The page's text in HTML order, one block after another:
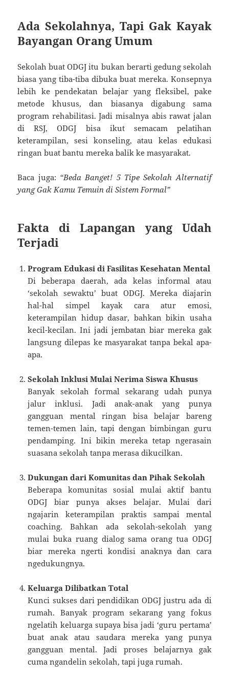
Ada Sekolahnya, Tapi Gak Kayak
Bayangan Orang Umum
Sekolah buat ODGJ itu bukan berarti gedung sekolah
biasa yang tiba-tiba dibuka buat mereka. Konsepnya
lebih ke pendekatan belajar yang fleksibel, pake
metode khusus, dan biasanya digabung sama
program rehabilitasi. Jadi misalnya abis rawat jalan
di RSJ, ODGJ bisa ikut semacam pelatihan
keterampilan, sesi konseling, atau kelas edukasi
ringan buat bantu mereka balik ke masyarakat.
Baca juga: “Beda Banget! 5 Tipe Sekolah Alternatif
yang Gak Kamu Temuin di Sistem Formal”
Fakta di Lapangan yang Udah
Terjadi
Program Edukasi di Fasilitas Kesehatan Mental
Di beberapa daerah, ada kelas informal atau
‘sekolah sewaktu’ buat ODGJ. Mereka diajarin
hal-hal simpel kayak cara atur emosi,
keterampilan hidup dasar, bahkan bikin usaha
kecil-kecilan. Ini jadi jembatan biar mereka gak
langsung dilepas ke masyarakat tanpa bekal apa-
apa.
Sekolah Inklusi Mulai Nerima Siswa Khusus
Banyak sekolah formal sekarang udah punya
jalur inklusi. Jadi anak-anak yang punya
gangguan mental ringan bisa belajar bareng
temen-temen lain, tapi dengan bimbingan guru
pendamping. Ini bikin mereka tetap ngerasain
suasana sekolah tanpa merasa dikucilkan.
Dukungan dari Komunitas dan Pihak Sekolah
Beberapa komunitas sosial mulai aktif bantu
ODGJ biar punya akses belajar. Mulai dari
ngajarin keterampilan praktis sampai mental
coaching. Bahkan ada sekolah-sekolah yang
mulai buka ruang dialog sama orang tua ODGJ
biar mereka ngerti kondisi anaknya dan cara
ngedukungnya.
Keluarga Dilibatkan Total
Kunci sukses dari pendidikan ODGJ justru ada di
rumah. Banyak program sekarang yang fokus
ngelatih keluarga supaya bisa jadi ‘guru pertama’
buat anak atau saudara mereka yang punya
gangguan mental. Jadi proses belajarnya gak
cuma ngandelin sekolah, tapi juga rumah.